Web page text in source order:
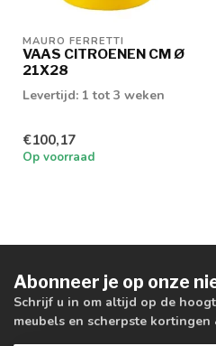
MAURO FERRETTI
VAAS CITROENEN CM Ø
21X28
Levertijd: 1 tot 3 weken
€100,17
Op voorraad
Abonneer je op onze
Schrijf u in om altijd op de
meubels en scherpste kortingen